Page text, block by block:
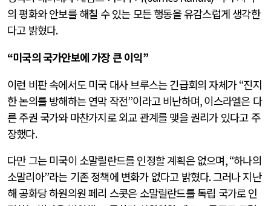
의 평화와 안보를 해칠 수 있는 모든 행동을 유감스럽게 생각한
다고 밝혔다.
“미국의 국가안보에 가장 큰 이익”
이런 비판 속에서도 미국 대사 브루스는 긴급회의 자체가“진지
한 논의를 방해하는 연막 작전”이라고 비난하며,이스라엘은 다
른 주권 국가와 마찬가지로 외교 관계를 맺을 권리가 있다고 주
장했다.
다만 그는 미국이 소말릴란드를 인정할 계획은 없으며, “하나의
소말리아”라는 기존 정책에 변화가 없다고 밝혔다.그러나 지난
해 공화당 하원의원 페리 스콧은 소말릴란드를 독립 국가로 인